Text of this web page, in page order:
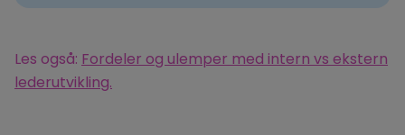
Les også: Fordeler og ulemper med intern vs ekstern
lederutvikling.